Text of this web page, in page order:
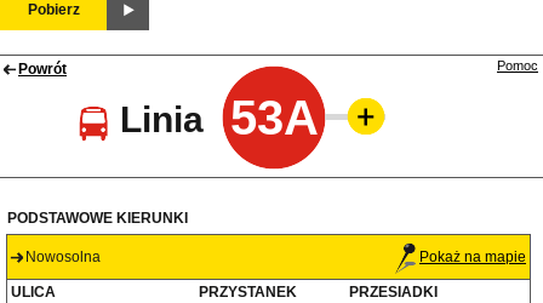
Pobierz
Powrót
Linia 53A
Pomoc
PODSTAWOWE KIERUNKI
Nowosolna Pokaż na mapie
ULICA PRZYSTANEK
PRZESIADKI